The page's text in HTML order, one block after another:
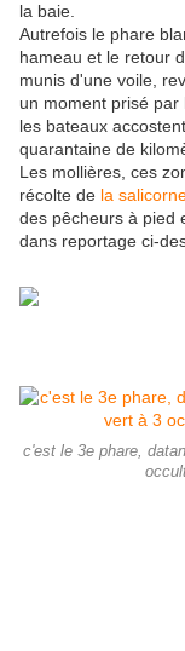
la baie.
Autrefois le phare
hameau et le retour
munis d'une voile,
un moment prisé
les bateaux
quarantaine de
Les mollières, ces
récolte de la
des pêcheurs à pied
dans reportage ci-
c'est le 3e phare,